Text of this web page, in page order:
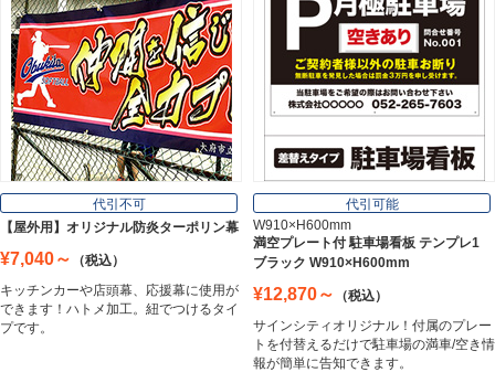
板材
Board
フレーム／看板枠
Frame
代引不可
【屋外用】オリジナル防炎ターポリン幕
¥7,040～
（税込）
キッチンカーや店頭幕、応援幕に使用が
できます！ハトメ加工。紐でつけるタイ
プです。
代引可能
W910×H600mm
満空プレート付 駐車場看板 テンプレ1
ブラック W910×H600mm
¥12,870～
（税込）
サインシティオリジナル！付属のプレー
トを付替えるだけで駐車場の満車/空き情
報が簡単に告知できます。